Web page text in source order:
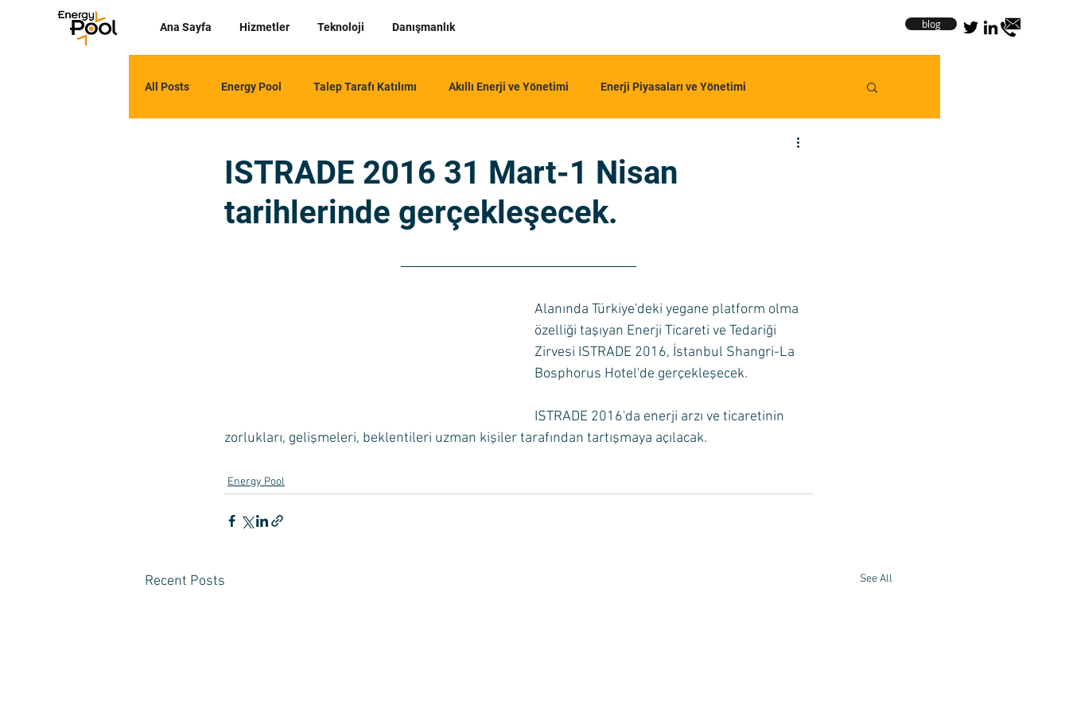
Ana Sayfa Hizmetler Teknoloji Danışmanlık blog
All Posts Energy Pool Talep Tarafı Katılımı Akıllı Enerji ve Yönetimi Enerji Piyasaları ve Yönetimi
ISTRADE 2016 31 Mart-1 Nisan
tarihlerinde gerçekleşecek.
Alanında Türkiye'deki yegane platform olma
özelliği taşıyan Enerji Ticareti ve Tedariği
Zirvesi ISTRADE 2016, İstanbul Shangri-La
Bosphorus Hotel'de gerçekleşecek.
ISTRADE 2016'da enerji arzı ve ticaretinin
zorlukları, gelişmeleri, beklentileri uzman kişiler tarafından tartışmaya açılacak.
Energy Pool
Recent Posts See All